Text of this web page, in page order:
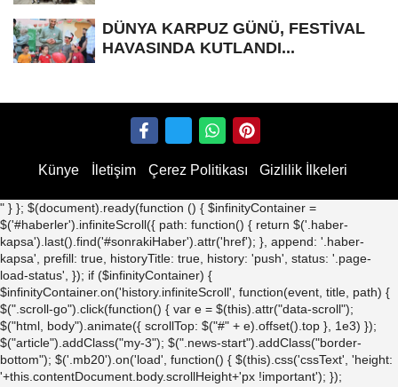
DÜNYA KARPUZ GÜNÜ, FESTİVAL
HAVASINDA KUTLANDI...
Künye İletişim Çerez Politikası Gizlilik İlkeleri
" } }; $(document).ready(function () { $infinityContainer =
$('#haberler').infiniteScroll({ path: function() { return $('.haber-
kapsa').last().find('#sonrakiHaber').attr('href'); }, append: '.haber-
kapsa', prefill: true, historyTitle: true, history: 'push', status: '.page-
load-status', }); if ($infinityContainer) {
$infinityContainer.on('history.infiniteScroll', function(event, title, path) {
$(".scroll-go").click(function() { var e = $(this).attr("data-scroll");
$("html, body").animate({ scrollTop: $("#" + e).offset().top }, 1e3) });
$("article").addClass("my-3"); $(".news-start").addClass("border-
bottom"); $('.mb20').on('load', function() { $(this).css('cssText', 'height:
'+this.contentDocument.body.scrollHeight+'px !important'); });